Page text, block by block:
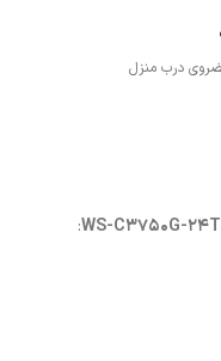
درب منزل
: